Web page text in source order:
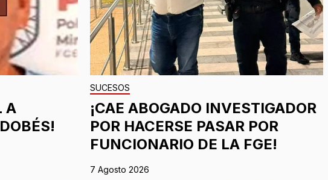
A
SUCESOS
¡CAE ABOGADO INVESTIGADOR
POR HACERSE PASAR POR
FUNCIONARIO DE LA FGE!
7 Agosto 2026